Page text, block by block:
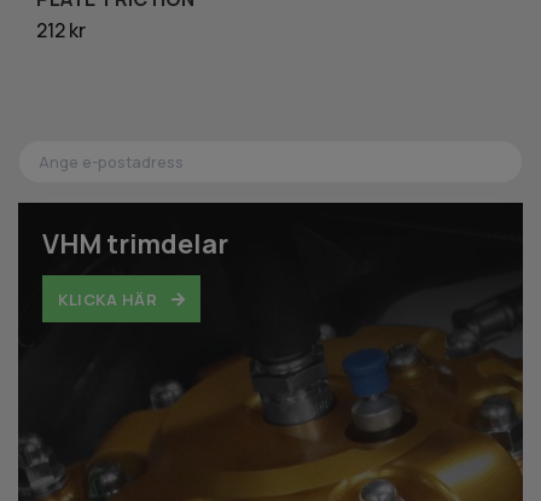
VHM trimdelar
KLICKA HÄR
212 kr